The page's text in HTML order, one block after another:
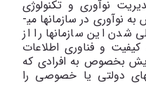
نوآوری و تکنولوژی
نوآوری در سازمان­ها می­
شدن این سازمان­ها را از
کیفیت و فناوری اطلاعات
بخصوص به افرادی که
دولتی یا خصوصی را